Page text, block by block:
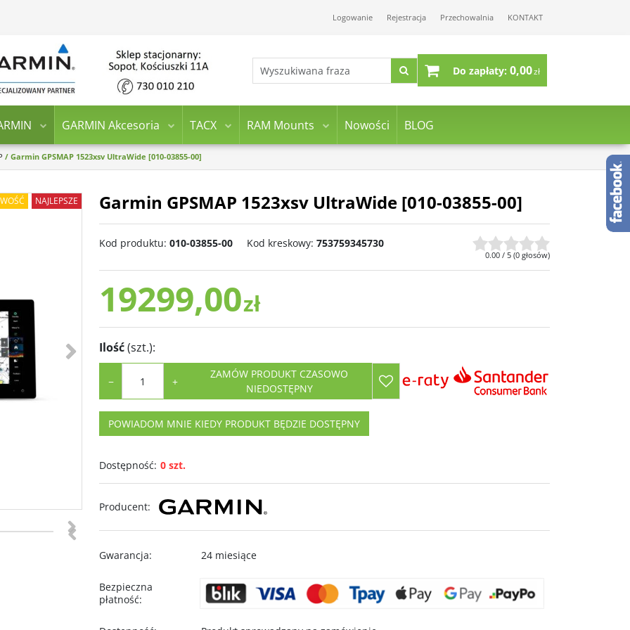
Logowanie Rejestracja Przechowalnia KONTAKT
Do zapłaty: 0,00zł
GARMIN Akcesoria TACX RAM Mounts Nowości BLOG
/ Garmin GPSMAP 1523xsv UltraWide [010-03855-00]
NAJLEPSZE
<
Garmin GPSMAP 1523xsv UltraWide [010-03855-00]
Kod produktu: 010-03855-00 Kod kreskowy: 753759345730
0.00 / 5 (0 głosów)
19299,00zł
Ilość(szt.):
− +
ZAMÓW PRODUKT CZASOWO
NIEDOSTĘPNY
POWIADOM MNIE KIEDY PRODUKT BĘDZIE DOSTĘPNY
Dostępność: 0 szt.
Producent:
Gwarancja: 24 miesiące
Bezpieczna
płatność: